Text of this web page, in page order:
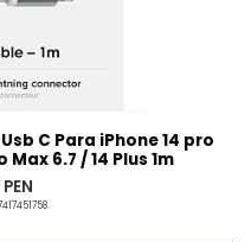
C Para iPhone 14 pro
Max 6.7 / 14 Plus 1m